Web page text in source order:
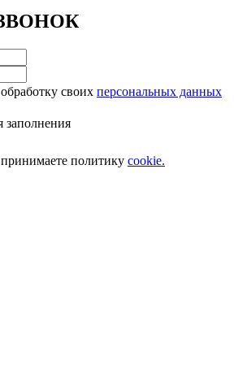
своих персональных данных
заполнения
политику cookie.